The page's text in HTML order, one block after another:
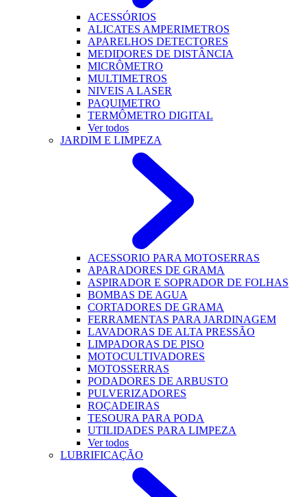
ACESSÓRIOS
ALICATES AMPERIMETROS
APARELHOS DETECTORES
MEDIDORES DE DISTÂNCIA
MICRÔMETRO
MULTIMETROS
NIVEIS A LASER
PAQUIMETRO
TERMÔMETRO DIGITAL
Ver todos
JARDIM E LIMPEZA
ACESSORIO PARA MOTOSERRAS
APARADORES DE GRAMA
ASPIRADOR E SOPRADOR DE FOLHAS
BOMBAS DE AGUA
CORTADORES DE GRAMA
FERRAMENTAS PARA JARDINAGEM
LAVADORAS DE ALTA PRESSÃO
LIMPADORAS DE PISO
MOTOCULTIVADORES
MOTOSSERRAS
PODADORES DE ARBUSTO
PULVERIZADORES
ROÇADEIRAS
TESOURA PARA PODA
UTILIDADES PARA LIMPEZA
Ver todos
LUBRIFICAÇÃO